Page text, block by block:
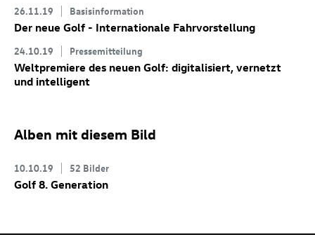
26.11.19 Basisinformation
Der neue Golf - Internationale Fahrvorstellung
24.10.19 Pressemitteilung
Weltpremiere des neuen Golf: digitalisiert, vernetzt
und intelligent
Alben mit diesem Bild
10.10.19 52 Bilder
Golf 8. Generation